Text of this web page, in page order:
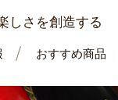
しさを創造する
おすすめ商品